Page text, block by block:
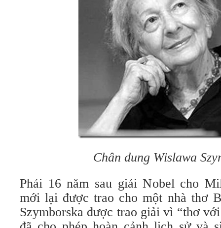
Chân dung Wislawa
Phải 16 năm sau giải Nobel cho
mới lại được trao cho một nhà thơ
Szymborska được trao giải vì “thơ